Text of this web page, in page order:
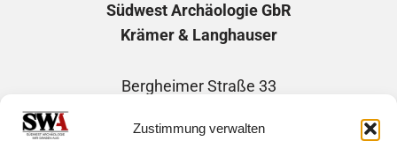
Zustimmung verwalten
Südwest Archäologie GbR
Krämer & Langhauser
Bergheimer Straße 33